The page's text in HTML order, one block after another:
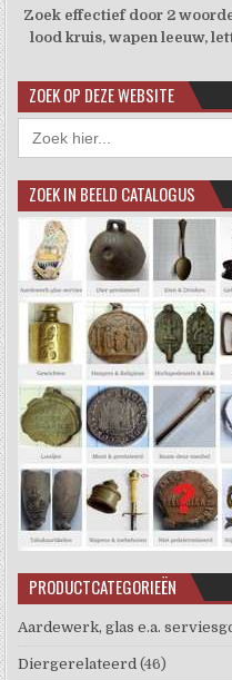
Zoek effectief door 2
lood kruis, wapen leeuw,
ZOEK OP DEZE WEBSITE
Zoek
naar:
ZOEK IN BEELD CATALOGUS
PRODUCTCATEGORIEËN
Aardewerk, glas e.a.
Diergerelateerd (46)